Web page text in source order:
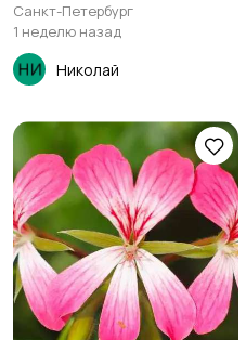
Санкт-Петербург
1 неделю назад
Николай